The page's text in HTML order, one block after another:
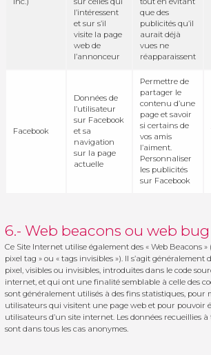
l’intéressent
et sur s’il
visite la page
web de
l’annonceur
que des
publicités qu’il
aurait déjà
vues ne
réapparaissent
Facebook
Données de
l’utilisateur
sur Facebook
et sa
navigation
sur la page
actuelle
Permettre de
partager le
contenu d’une
page et savoir
si certains de
vos amis
l’aiment.
Personnaliser
les publicités
sur Facebook
6.- Web beacons ou web bug
Ce Site Internet utilise également des « Web Beacons »
pixel tag » ou « tags invisibles »). Il s’agit généralement
pixel, visibles ou invisibles, introduites dans le code
internet, et qui ont une finalité semblable à celle des
sont généralement utilisés à des fins statistiques, pour
utilisateurs qui visitent une page web et pour pouvoir
utilisateurs d’un site internet. Les données recueillies à
sont dans tous les cas anonymes.